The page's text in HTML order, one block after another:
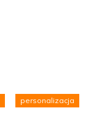
personalizacja